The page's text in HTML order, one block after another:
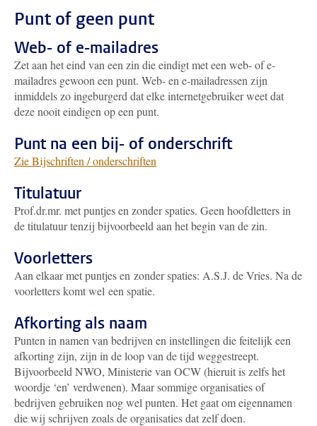
Punt of geen punt
Web- of e-mailadres
Zet aan het eind van een zin die eindigt met een web- of e-
mailadres gewoon een punt. Web- en e-mailadressen zijn
inmiddels zo ingeburgerd dat elke internetgebruiker weet dat
deze nooit eindigen op een punt.
Punt na een bij- of onderschrift
Zie Bijschriften / onderschriften
Titulatuur
Prof.dr.mr. met puntjes en zonder spaties. Geen hoofdletters in
de titulatuur tenzij bijvoorbeeld aan het begin van de zin.
Voorletters
Aan elkaar met puntjes en zonder spaties: A.S.J. de Vries. Na de
voorletters komt wel een spatie.
Afkorting als naam
Punten in namen van bedrijven en instellingen die feitelijk een
afkorting zijn, zijn in de loop van de tijd weggestreept.
Bijvoorbeeld NWO, Ministerie van OCW (hieruit is zelfs het
woordje ‘en’ verdwenen). Maar sommige organisaties of
bedrijven gebruiken nog wel punten. Het gaat om eigennamen
die wij schrijven zoals de organisaties dat zelf doen.